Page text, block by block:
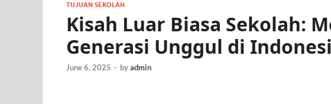
TUJUAN SEKOLAH
Kisah Luar Biasa Sekolah:
Generasi Unggul di
June 6, 2025 - byadmin